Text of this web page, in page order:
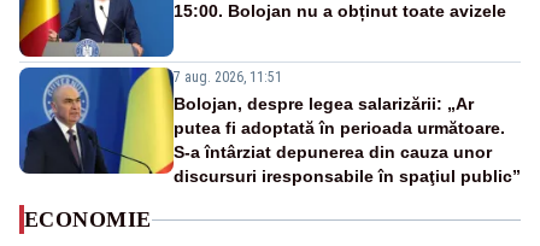
15:00. Bolojan nu a obținut toate avizele
7 aug. 2026, 11:51
Bolojan, despre legea salarizării: „Ar
putea fi adoptată în perioada următoare.
S-a întârziat depunerea din cauza unor
discursuri iresponsabile în spaţiul public”
ECONOMIE